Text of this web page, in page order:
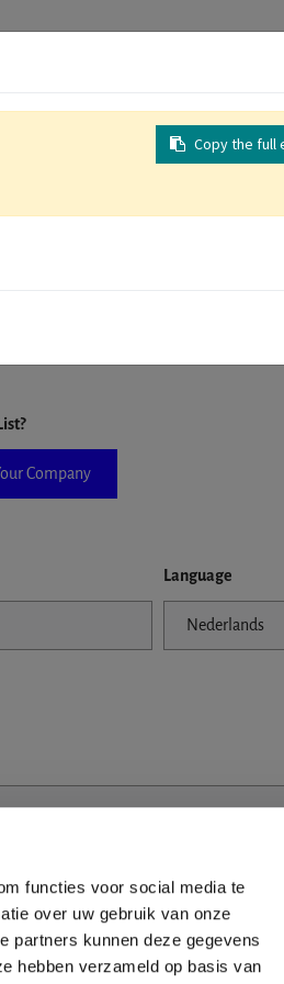
functies voor social media te
over uw gebruik van onze
partners kunnen deze gegevens
hebben verzameld op basis van
the form. If you don't find your
Company
Language
Copy the full